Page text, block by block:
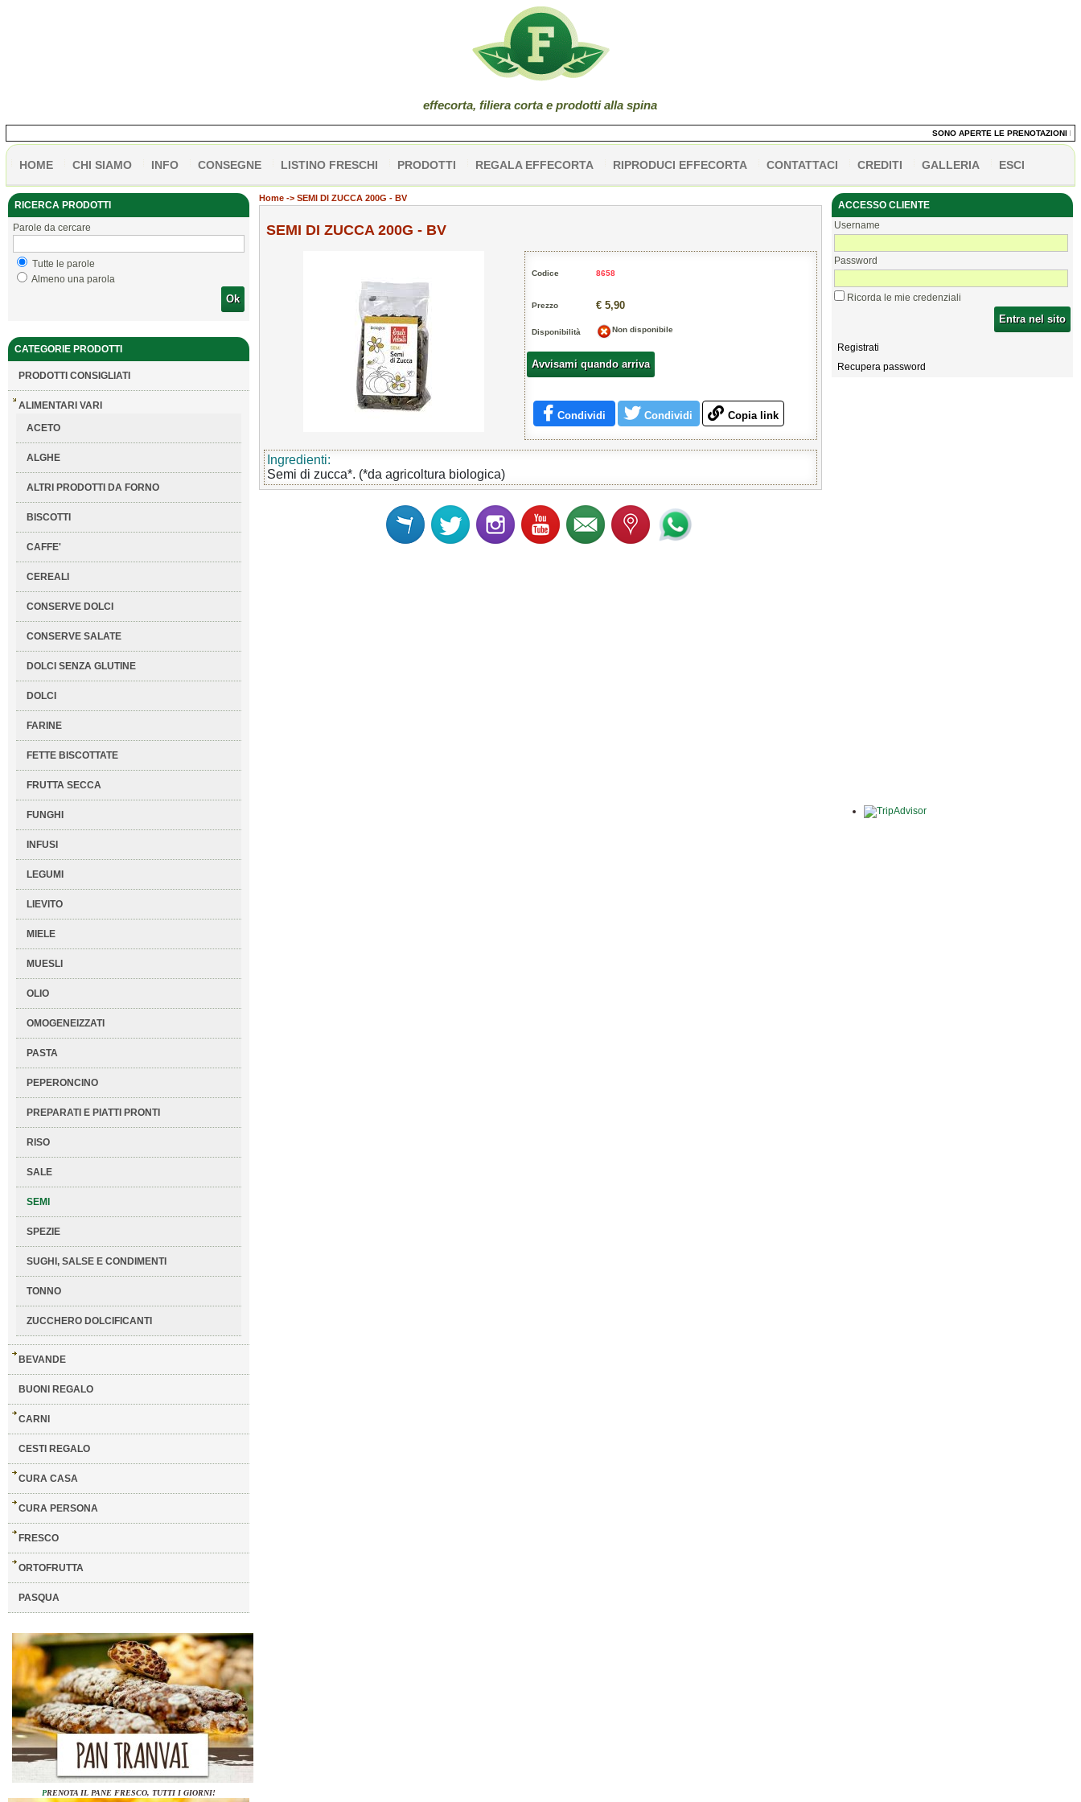
effecorta, filiera corta e prodotti alla spina
SONO APERTE LE PRENOTAZIONI DEI
HOME CHI SIAMO INFO CONSEGNE LISTINO FRESCHI PRODOTTI REGALA EFFECORTA RIPRODUCI EFFECORTA CONTATTACI CREDITI GALLERIA ESCI
RICERCA PRODOTTI
Parole da cercare
Tutte le parole
Almeno una parola
Ok
CATEGORIE PRODOTTI
PRODOTTI CONSIGLIATI
ALIMENTARI VARI
ACETO
ALGHE
ALTRI PRODOTTI DA FORNO
BISCOTTI
CAFFE'
CEREALI
CONSERVE DOLCI
CONSERVE SALATE
DOLCI SENZA GLUTINE
DOLCI
FARINE
FETTE BISCOTTATE
FRUTTA SECCA
FUNGHI
INFUSI
LEGUMI
LIEVITO
MIELE
MUESLI
OLIO
OMOGENEIZZATI
PASTA
PEPERONCINO
PREPARATI E PIATTI PRONTI
RISO
SALE
SEMI
SPEZIE
SUGHI, SALSE E CONDIMENTI
TONNO
ZUCCHERO DOLCIFICANTI
BEVANDE
BUONI REGALO
CARNI
CESTI REGALO
CURA CASA
CURA PERSONA
FRESCO
ORTOFRUTTA
PASQUA
PRENOTA IL PANE FRESCO, TUTTI I GIORNI!
Home-> SEMI DI ZUCCA 200G - BV
SEMI DI ZUCCA 200G - BV
Codice 8658
Prezzo € 5,90
Disponibilità Non disponibile
Avvisami quando arriva
Condividi Condividi Copia link
Ingredienti:
Semi di zucca*. (*da agricoltura biologica)
ACCESSO CLIENTE
Username
Password
Ricorda le mie credenziali
Entra nel sito
Registrati
Recupera password